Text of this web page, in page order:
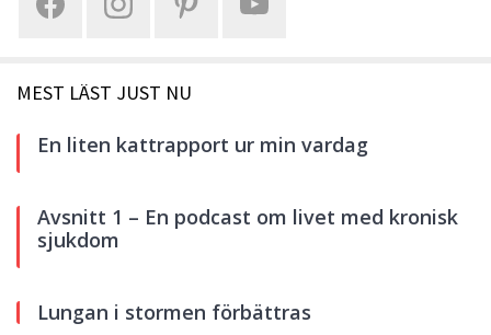
MEST LÄST JUST NU
En liten kattrapport ur min vardag
Avsnitt 1 – En podcast om livet med kronisk
sjukdom
Lungan i stormen förbättras